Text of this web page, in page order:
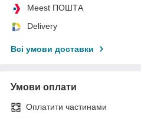
Meest ПОШТА
Delivery
Всі умови доставки
Умови оплати
Оплатити частинами